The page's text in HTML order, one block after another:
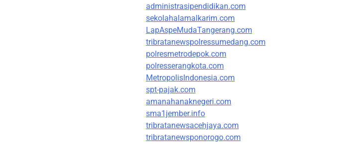
administrasipendidikan.com
sekolahalamalkarim.com
LapAspeMudaTangerang.com
tribratanewspolressumedang.com
polresmetrodepok.com
polresserangkota.com
MetropolisIndonesia.com
spt-pajak.com
amanahanaknegeri.com
sma1jember.info
tribratanewsacehjaya.com
tribratanewsponorogo.com